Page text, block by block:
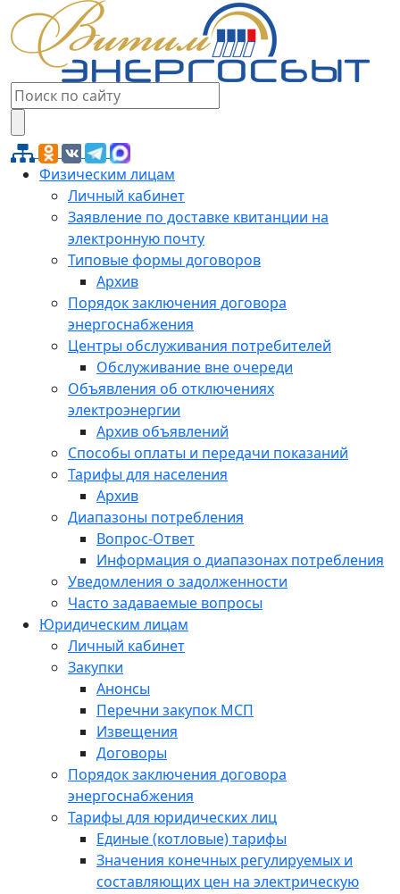
Физическим лицам
Личный кабинет
Заявление по доставке квитанции на
электронную почту
Типовые формы договоров
Архив
Порядок заключения договора
энергоснабжения
Центры обслуживания потребителей
Обслуживание вне очереди
Объявления об отключениях
электроэнергии
Архив объявлений
Способы оплаты и передачи показаний
Тарифы для населения
Архив
Диапазоны потребления
Вопрос-Ответ
Информация о диапазонах потребления
Уведомления о задолженности
Часто задаваемые вопросы
Юридическим лицам
Личный кабинет
Закупки
Анонсы
Перечни закупок МСП
Извещения
Договоры
Порядок заключения договора
энергоснабжения
Тарифы для юридических лиц
Единые (котловые) тарифы
Значения конечных регулируемых и
составляющих цен на электрическую